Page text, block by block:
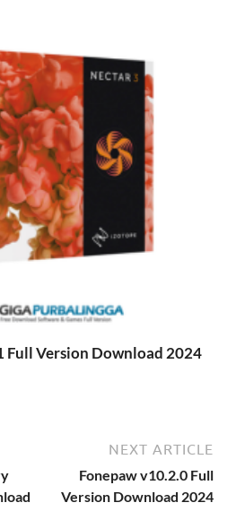
Full Version Download 2024
NEXT ARTICLE
Fonepaw v10.2.0 Full
Version Download 2024